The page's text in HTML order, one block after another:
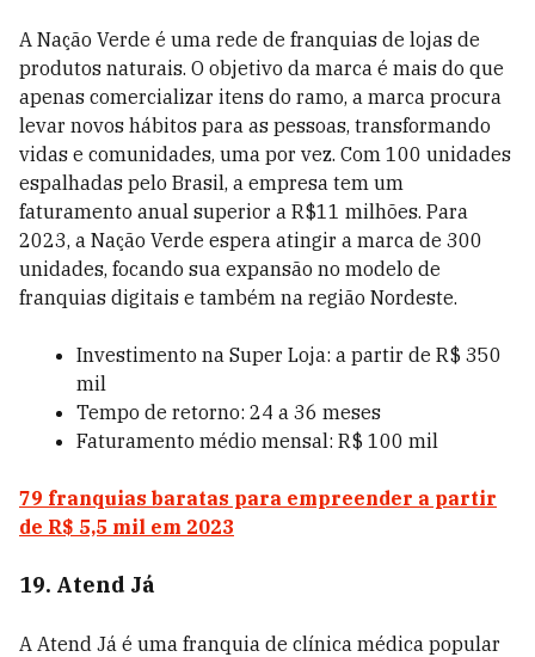
A Nação Verde é uma rede de franquias de lojas de
produtos naturais. O objetivo da marca é mais do que
apenas comercializar itens do ramo, a marca procura
levar novos hábitos para as pessoas, transformando
vidas e comunidades, uma por vez. Com 100 unidades
espalhadas pelo Brasil, a empresa tem um
faturamento anual superior a R$11 milhões. Para
2023, a Nação Verde espera atingir a marca de 300
unidades, focando sua expansão no modelo de
franquias digitais e também na região Nordeste.
Investimento na Super Loja: a partir de R$ 350
mil
Tempo de retorno: 24 a 36 meses
Faturamento médio mensal: R$ 100 mil
79 franquias baratas para empreender a partir
de R$ 5,5 mil em 2023
19. Atend Já
A Atend Já é uma franquia de clínica médica popular